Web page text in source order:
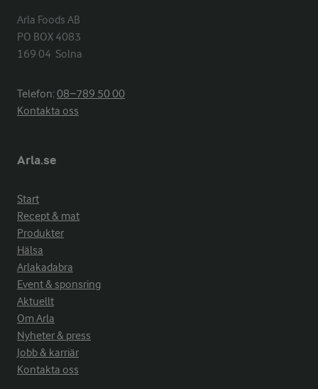
Arla Foods AB
PO BOX 4083
169 04  Solna
Telefon:08−789 50 00
Kontakta oss
Arla.se
Start
Recept & mat
Produkter
Hälsa
Arlakadabra
Event & sponsring
Aktuellt
Om Arla
Nyheter & press
Jobb & karriär
Kontakta oss